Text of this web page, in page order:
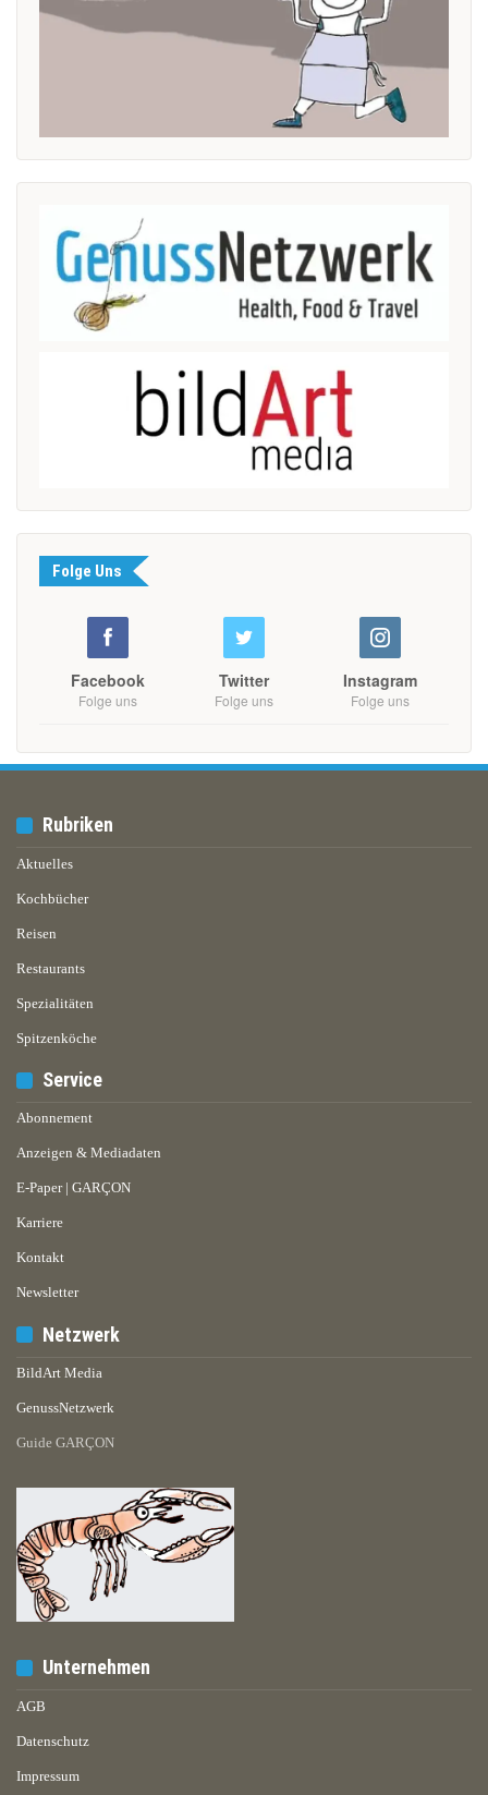
Folge Uns
Facebook
Folge uns
Twitter
Folge uns
Instagram
Folge uns
Rubriken
Aktuelles
Kochbücher
Reisen
Restaurants
Spezialitäten
Spitzenköche
Service
Abonnement
Anzeigen & Mediadaten
E-Paper | GARÇON
Karriere
Kontakt
Newsletter
Netzwerk
BildArt Media
GenussNetzwerk
Guide GARÇON
Unternehmen
AGB
Datenschutz
Impressum